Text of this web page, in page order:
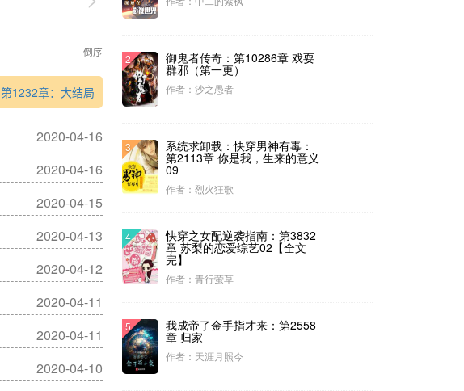
倒序
第1232章：大结局
2020-04-16
2020-04-16
2020-04-15
2020-04-13
2020-04-12
2020-04-11
2020-04-11
2020-04-10
2 御鬼者传奇：第10286章 戏耍
群邪（第一更）
作者：沙之愚者
3 系统求卸载：快穿男神有毒：
第2113章 你是我，生来的意义
09
作者：烈火狂歌
4 快穿之女配逆袭指南：第3832
章 苏梨的恋爱综艺02【全文
完】
作者：青行萤草
5 我成帝了金手指才来：第2558
章 归家
作者：天涯月照今